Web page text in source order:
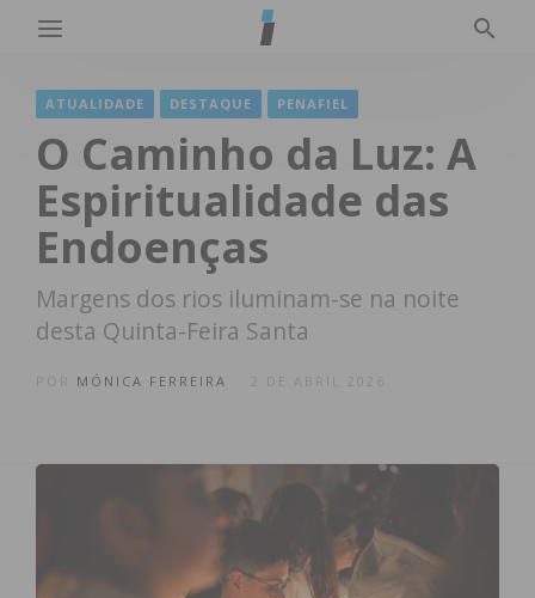
ATUALIDADE DESTAQUE PENAFIEL
O Caminho da Luz: A
Espiritualidade das
Endoenças
Margens dos rios iluminam-se na noite
desta Quinta-Feira Santa
MÓNICA FERREIRA 2 DE ABRIL 2026